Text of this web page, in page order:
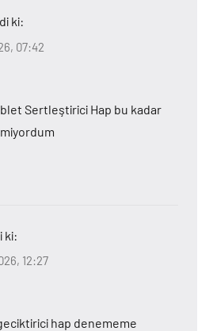
ki:
07:42
Sertleştirici Hap bu kadar
ki:
12:27
hap denememe